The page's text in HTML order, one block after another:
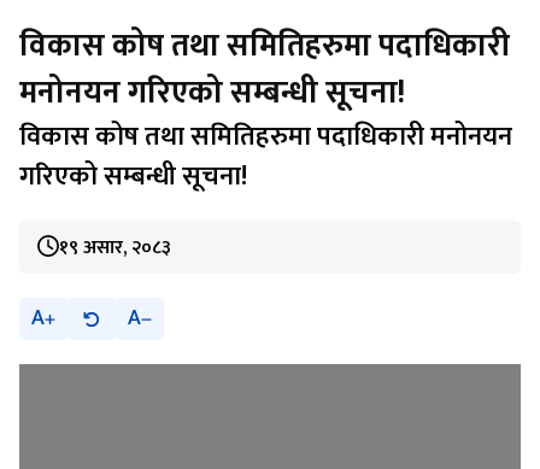
विकास कोष तथा समितिहरुमा पदाधिकारी
मनोनयन गरिएको सम्बन्धी सूचना!
विकास कोष तथा समितिहरुमा पदाधिकारी मनोनयन
गरिएको सम्बन्धी सूचना!
१९ असार, २०८३
A A